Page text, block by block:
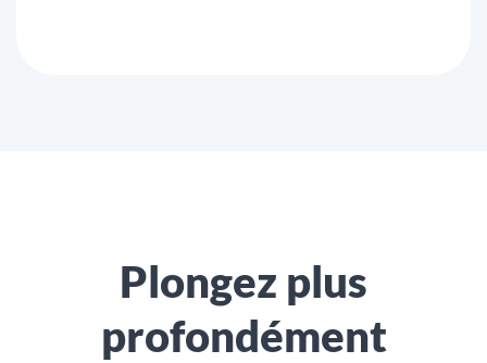
Plongez plus
profondément